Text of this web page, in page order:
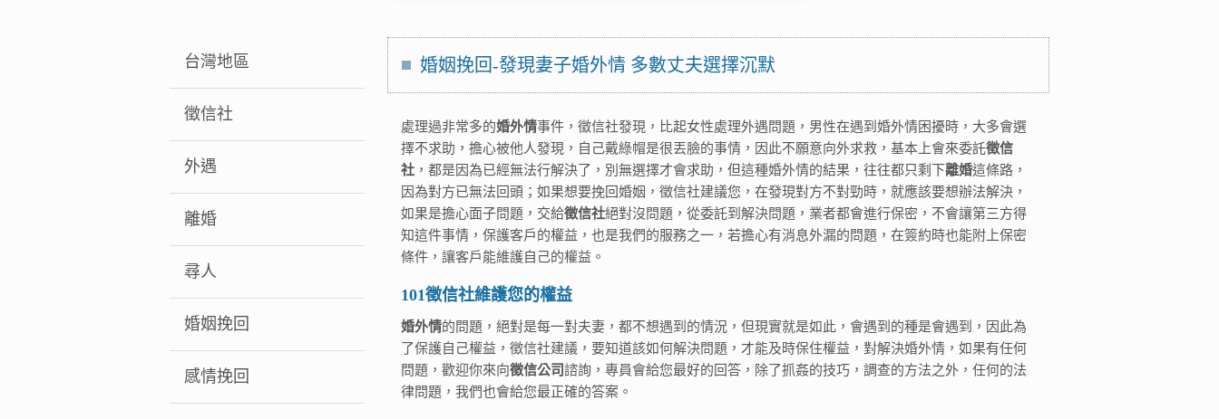
台灣地區
徵信社
外遇
離婚
尋人
婚姻挽回
感情挽回
婚姻挽回-發現妻子婚外情 多數丈夫選擇沉默
處理過非常多的婚外情事件，徵信社發現，比起女性處理外遇問題，男性在遇到婚外情困擾時，大多會選
擇不求助，擔心被他人發現，自己戴綠帽是很丟臉的事情，因此不願意向外求救，基本上會來委託徵信
社 ，都是因為已經無法行解決了，別無選擇才會求助，但這種婚外情的結果，往往都只剩下離婚這條路，
因為對方已無法回頭；如果想要挽回婚姻，徵信社建議您，在發現對方不對勁時，就應該要想辦法解決，
如果是擔心面子問題，交給徵信社絕對沒問題，從委託到解決問題，業者都會進行保密，不會讓第三方得
知這件事情，保護客戶的權益，也是我們的服務之一，若擔心有消息外漏的問題，在簽約時也能附上保密
條件，讓客戶能維護自己的權益。
101徵信社維護您的權益
婚外情的問題，絕對是每一對夫妻，都不想遇到的情況，但現實就是如此，會遇到的種是會遇到，因此為
了保護自己權益，徵信社建議，要知道該如何解決問題，才能及時保住權益，對解決婚外情，如果有任何
問題，歡迎你來向徵信公司諮詢，專員會給您最好的回答，除了抓姦的技巧，調查的方法之外，任何的法
律問題，我們也會給您最正確的答案。